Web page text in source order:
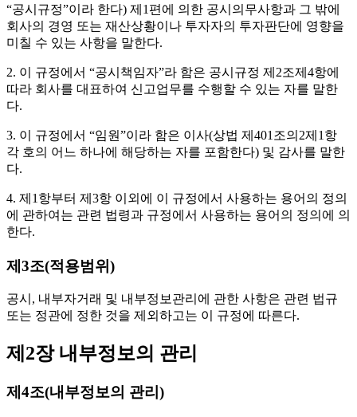
“공시규정”이라 한다) 제1편에 의한 공시의무사항과 그 밖에
회사의 경영 또는 재산상황이나 투자자의 투자판단에 영향을
미칠 수 있는 사항을 말한다.
2. 이 규정에서 “공시책임자”라 함은 공시규정 제2조제4항에
따라 회사를 대표하여 신고업무를 수행할 수 있는 자를 말한
다.
3. 이 규정에서 “임원”이라 함은 이사(상법 제401조의2제1항
각 호의 어느 하나에 해당하는 자를 포함한다) 및 감사를 말한
다.
4. 제1항부터 제3항 이외에 이 규정에서 사용하는 용어의 정의
에 관하여는 관련 법령과 규정에서 사용하는 용어의 정의에 의
한다.
제3조(적용범위)
공시, 내부자거래 및 내부정보관리에 관한 사항은 관련 법규
또는 정관에 정한 것을 제외하고는 이 규정에 따른다.
제2장 내부정보의 관리
제4조(내부정보의 관리)